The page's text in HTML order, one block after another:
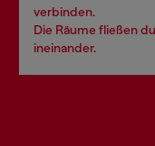
verbinden.
Die Räume fließen
ineinander.